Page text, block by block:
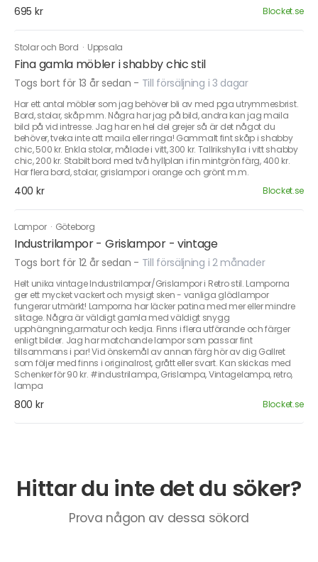
695 kr Blocket.se
Stolar och Bord · Uppsala
Fina gamla möbler i shabby chic stil
Togs bort för 13 år sedan - Till försäljning i 3 dagar
Har ett antal möbler som jag behöver bli av med pga utrymmesbrist.
Bord, stolar, skåp mm. Några har jag på bild, andra kan jag maila
bild på vid intresse. Jag har en hel del grejer så är det något du
behöver, tveka inte att maila eller ringa! Gammalt fint skåp i shabby
chic, 500 kr. Enkla stolar, målade i vitt, 300 kr. Tallrikshylla i vitt shabby
chic, 200 kr. Stabilt bord med två hyllplan i fin mintgrön färg, 400 kr.
Har flera bord, stolar, grislampor i orange och grönt m.m.
400 kr Blocket.se
Lampor · Göteborg
Industrilampor - Grislampor - vintage
Togs bort för 12 år sedan - Till försäljning i 2 månader
Helt unika vintage Industrilampor/Grislampor i Retro stil. Lamporna
ger ett mycket vackert och mysigt sken - vanliga glödlampor
fungerar utmärkt! Lamporna har läcker patina med mer eller mindre
slitage. Några är väldigt gamla med väldigt snygg
upphängning,armatur och kedja. Finns i flera utförande och färger
enligt bilder. Jag har matchande lampor som passar fint
tillsammans i par! Vid önskemål av annan färg hör av dig Gallret
som följer med finns i originalrost, grått eller svart. Kan skickas med
Schenker för 90 kr. #industrilampa, Grislampa, Vintagelampa, retro,
lampa
800 kr Blocket.se
Hittar du inte det du söker?
Prova någon av dessa sökord